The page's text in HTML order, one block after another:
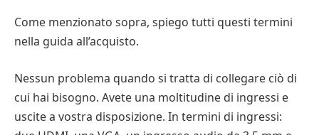
Come menzionato sopra, spiego tutti questi termini
nella guida all’acquisto.
Nessun problema quando si tratta di collegare ciò di
cui hai bisogno. Avete una moltitudine di ingressi e
uscite a vostra disposizione. In termini di ingressi: